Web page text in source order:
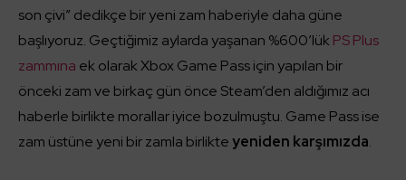
son çivi” dedikçe bir yeni zam haberiyle daha güne
başlıyoruz. Geçtiğimiz aylarda yaşanan %600’lükPS Plus
zammına ek olarak Xbox Game Pass için yapılan bir
önceki zam ve birkaç gün önce Steam’den aldığımız acı
haberle birlikte morallar iyice bozulmuştu. Game Pass ise
zam üstüne yeni bir zamla birlikteyeniden karşımızda.